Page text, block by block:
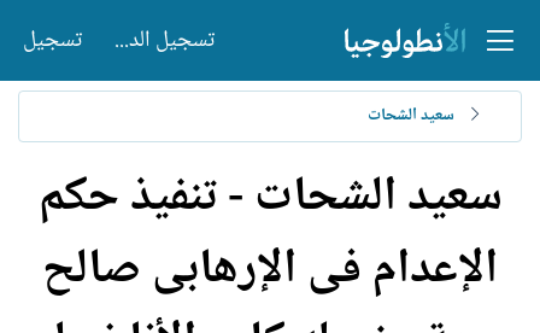
تسجيل الدخول تسجيل
سعيد الشحات
سعيد الشحات - تنفيذ حكم
الإعدام فى الإرهابى صالح